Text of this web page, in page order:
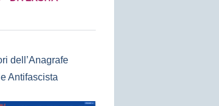
dell’Anagrafe
Antifascista